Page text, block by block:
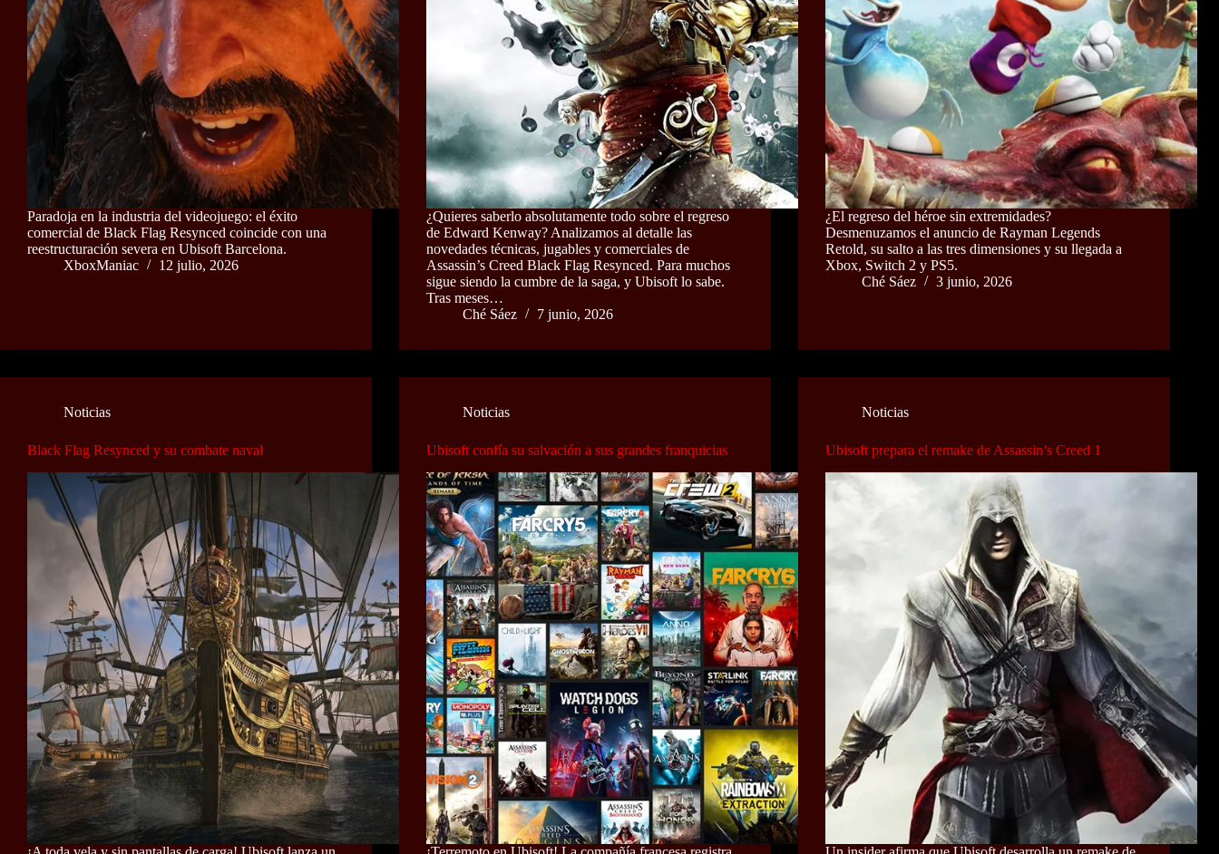
Paradoja en la industria del videojuego: el éxito
comercial de Black Flag Resynced coincide con una
reestructuración severa en Ubisoft Barcelona.
XboxManiac
12 julio, 2026
¿Quieres saberlo absolutamente todo sobre el regreso
de Edward Kenway? Analizamos al detalle las
novedades técnicas, jugables y comerciales de
Assassin’s Creed Black Flag Resynced. Para muchos
sigue siendo la cumbre de la saga, y Ubisoft lo sabe.
Tras meses…
Ché Sáez
7 junio, 2026
¿El regreso del héroe sin extremidades?
Desmenuzamos el anuncio de Rayman Legends
Retold, su salto a las tres dimensiones y su llegada a
Xbox, Switch 2 y PS5.
Ché Sáez
3 junio, 2026
Noticias
Black Flag Resynced y su combate naval
Noticias
Ubisoft confía su salvación a sus grandes franquicias
Noticias
Ubisoft prepara el remake de Assassin’s Creed 1